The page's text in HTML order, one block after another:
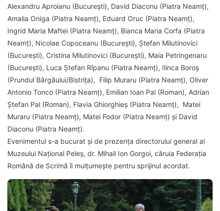
Alexandru Aproianu (București), David Diaconu (Piatra Neamț),
Amalia Oniga (Piatra Neamț), Eduard Oruc (Piatra Neamț),
Ingrid Maria Maftei (Piatra Neamț), Bianca Maria Corfa (Piatra
Neamț), Nicolae Copoceanu (București), Ștefan Milutinovici
(București), Cristina Milutinovici (București), Maia Petringenaru
(București), Luca Ștefan Rîpanu (Piatra Neamț), Ilinca Boroș
(Prundul Bârgăului/Bistrița), Filip Muraru (Piatra Neamț), Oliver
Antonio Tonco (Piatra Neamț), Emilian Ioan Pal (Roman), Adrian
Ștefan Pal (Roman), Flavia Ghiorghieș (Piatra Neamț), Matei
Muraru (Piatra Neamț), Matei Fodor (Piatra Neamț) și David
Diaconu (Piatra Neamț).
Evenimentul s-a bucurat și de prezența directorului general al
Muzeului Național Peleș, dr. Mihail Ion Gorgoi, căruia Federația
Română de Scrimă îi mulțumește pentru sprijinul acordat.